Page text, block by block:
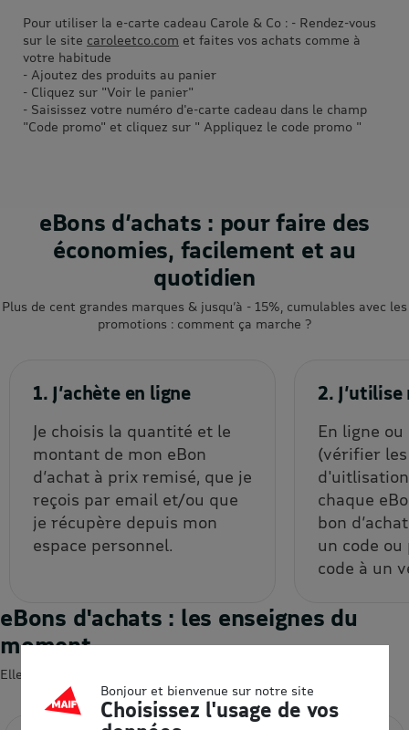
Pour utiliser la e-carte cadeau Carole & Co : - Rendez-vous
sur le site caroleetco.com et faites vos achats comme à
votre habitude
- Ajoutez des produits au panier
- Cliquez sur "Voir le panier"
- Saisissez votre numéro d'e-carte cadeau dans le champ
"Code promo" et cliquez sur " Appliquez le code promo "
eBons d’achats : pour faire des
économies, facilement et au
quotidien
Plus de cent grandes marques & jusqu’à - 15%, cumulables avec les
promotions : comment ça marche ?
1. J’achète en ligne
Je choisis la quantité et le
montant de mon eBon
d’achat à prix remisé, que je
reçois par email et/ou que
je récupère depuis mon
espace personnel.
2.
En ligne
(vérifier
chaque
bon
un code
code à un
eBons d'achats : les enseignes du
moment
Elles devraient vous intéresser 😍
Bonjour et bienvenue sur notre site
Choisissez l'usage de vos